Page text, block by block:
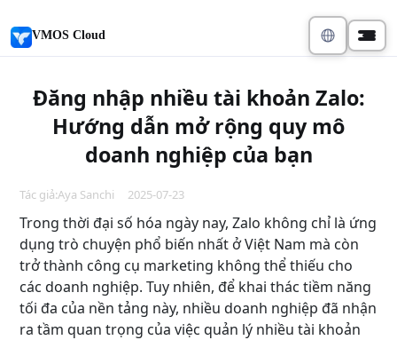
VMOS Cloud
Đăng nhập nhiều tài khoản Zalo:
Hướng dẫn mở rộng quy mô
doanh nghiệp của bạn
Tác giả:Aya Sanchi 2025-07-23
Trong thời đại số hóa ngày nay, Zalo không chỉ là ứng
dụng trò chuyện phổ biến nhất ở Việt Nam mà còn
trở thành công cụ marketing không thể thiếu cho
các doanh nghiệp. Tuy nhiên, để khai thác tiềm năng
tối đa của nền tảng này, nhiều doanh nghiệp đã nhận
ra tầm quan trọng của việc quản lý nhiều tài khoản